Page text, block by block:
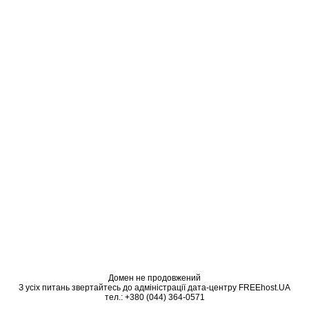
Домен не продовжений
З усіх питань звертайтесь до адміністрації дата-центру FREEhost.UA
тел.: +380 (044) 364-0571